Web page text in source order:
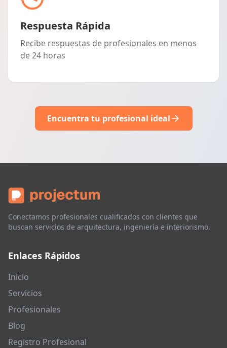
Respuesta Rápida
Recibe respuestas de profesionales en menos
de 24 horas
Encuentra tu profesional ideal
Conectamos profesionales cualificados con clientes que
buscan servicios de arquitectura, ingeniería e interiorismo.
Enlaces Rápidos
Inicio
Servicios
Profesionales
Blog
Registro Profesional